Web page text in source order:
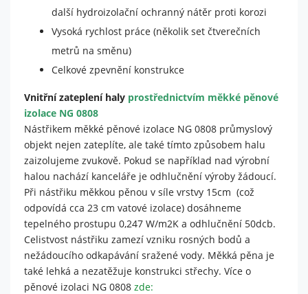
další hydroizolační ochranný nátěr proti korozi
Vysoká rychlost práce (několik set čtverečních
metrů na směnu)
Celkové zpevnění konstrukce
Vnitřní zateplení haly prostřednictvím měkké pěnové
izolace NG 0808
Nástřikem měkké pěnové izolace NG 0808 průmyslový
objekt nejen zateplíte, ale také tímto způsobem halu
zaizolujeme zvukově. Pokud se například nad výrobní
halou nachází kanceláře je odhlučnění výroby žádoucí.
Při nástřiku měkkou pěnou v síle vrstvy 15cm (což
odpovídá cca 23 cm vatové izolace) dosáhneme
tepelného prostupu 0,247 W/m2K a odhlučnění 50dcb.
Celistvost nástřiku zamezí vzniku rosných bodů a
nežádoucího odkapávání sražené vody. Měkká pěna je
také lehká a nezatěžuje konstrukci střechy. Více o
pěnové izolaci NG 0808 zde:
funkčnost
a
základě
je web
Experience
Aby naše
webové
stránky
fungovaly
při vaší
návštěvě co
nejlépe.
Pokud tyto
cookies